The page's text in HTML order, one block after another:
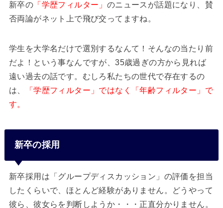
新卒の 「学歴フィルター」 のニュースが話題になり、賛
否両論がネット上で飛び交ってますね。
学生を大学名だけで選別するなんて！そんなの当たり前
だよ！という事なんですが、35歳過ぎの方から見れば
遠い過去の話です。むしろ私たちの世代で存在するの
は、
「学歴フィルター」ではなく「年齢フィルター」で
す。
新卒の採用
新卒採用は「グループディスカッション」の評価を担当
したくらいで、ほとんど経験がありません。どうやって
彼ら、彼女らを判断しようか・・・正直分かりません。